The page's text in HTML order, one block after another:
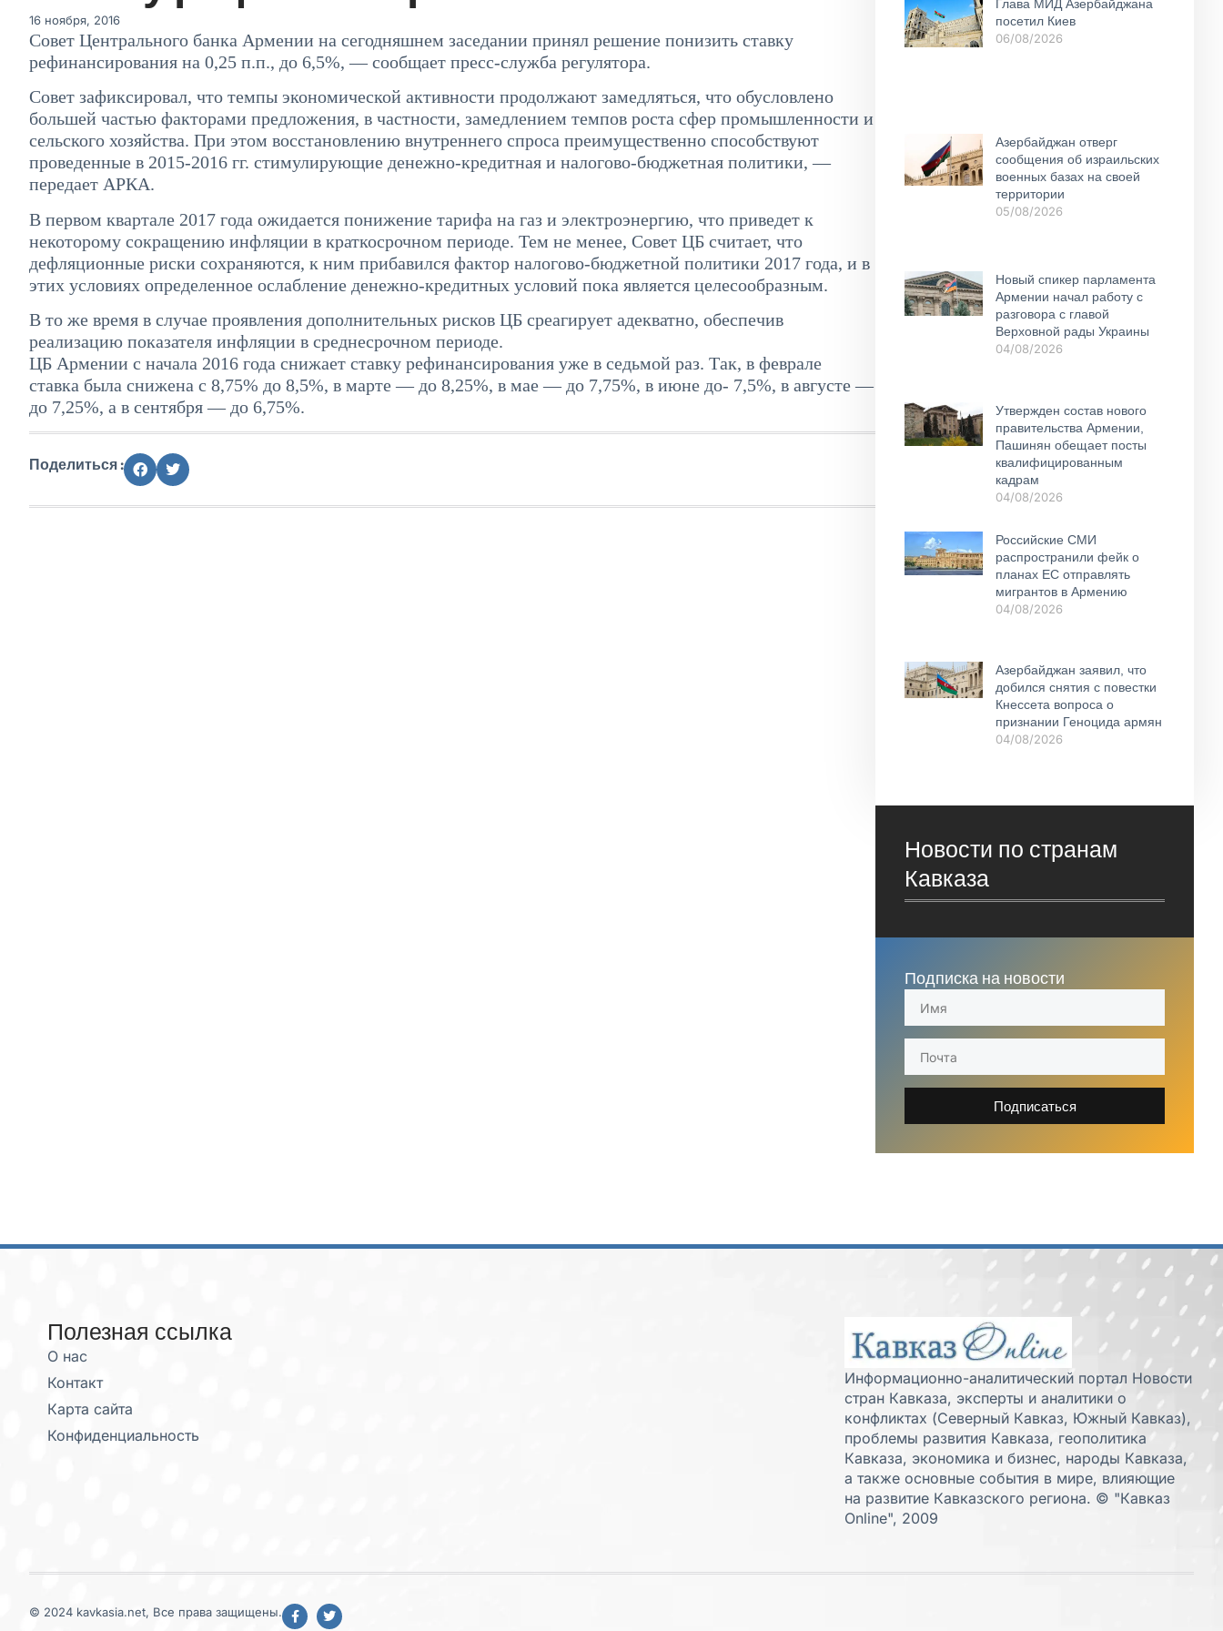
16 ноября, 2016
Совет Центрального банка Армении на сегодняшнем заседании принял решение понизить ставку
рефинансирования на 0,25 п.п., до 6,5%, — сообщает пресс-служба регулятора.
Совет зафиксировал, что темпы экономической активности продолжают замедляться, что обусловлено
большей частью факторами предложения, в частности, замедлением темпов роста сфер промышленности и
сельского хозяйства. При этом восстановлению внутреннего спроса преимущественно способствуют
проведенные в 2015-2016 гг. стимулирующие денежно-кредитная и налогово-бюджетная политики, —
передает АРКА.
В первом квартале 2017 года ожидается понижение тарифа на газ и электроэнергию, что приведет к
некоторому сокращению инфляции в краткосрочном периоде. Тем не менее, Совет ЦБ считает, что
дефляционные риски сохраняются, к ним прибавился фактор налогово-бюджетной политики 2017 года, и в
этих условиях определенное ослабление денежно-кредитных условий пока является целесообразным.
В то же время в случае проявления дополнительных рисков ЦБ среагирует адекватно, обеспечив
реализацию показателя инфляции в среднесрочном периоде.
ЦБ Армении с начала 2016 года снижает ставку рефинансирования уже в седьмой раз. Так, в феврале
ставка была снижена с 8,75% до 8,5%, в марте — до 8,25%, в мае — до 7,75%, в июне до- 7,5%, в августе —
до 7,25%, а в сентября — до 6,75%.
Поделиться :
Глава МИД Азербайджана
посетил Киев
06/08/2026
Азербайджан отверг
сообщения об израильских
военных базах на своей
территории
05/08/2026
Новый спикер парламента
Армении начал работу с
разговора с главой
Верховной рады Украины
04/08/2026
Утвержден состав нового
правительства Армении,
Пашинян обещает посты
квалифицированным
кадрам
04/08/2026
Российские СМИ
распространили фейк о
планах ЕС отправлять
мигрантов в Армению
04/08/2026
Азербайджан заявил, что
добился снятия с повестки
Кнессета вопроса о
признании Геноцида армян
04/08/2026
Новости по странам
Кавказа
Подписка на новости
Подписаться
Полезная ссылка
О нас
Контакт
Карта сайта
Конфиденциальность
Информационно-аналитический портал Новости
стран Кавказа, эксперты и аналитики о
конфликтах (Северный Кавказ, Южный Кавказ),
проблемы развития Кавказа, геополитика
Кавказа, экономика и бизнес, народы Кавказа,
а также основные события в мире, влияющие
на развитие Кавказского региона. © "Кавказ
Online", 2009
© 2024 kavkasia.net, Все права защищены.